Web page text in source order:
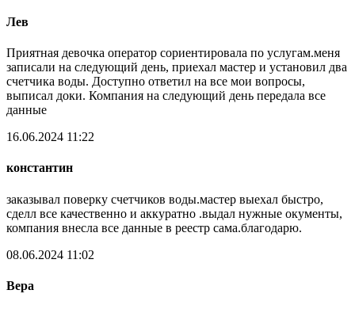
Лев
Приятная девочка оператор сориентировала по услугам.меня
записали на следующий день, приехал мастер и установил два
счетчика воды. Доступно ответил на все мои вопросы,
выписал доки. Компания на следующий день передала все
данные
16.06.2024 11:22
константин
заказывал поверку счетчиков воды.мастер выехал быстро,
сделл все качественно и аккуратно .выдал нужные окументы,
компания внесла все данные в реестр сама.благодарю.
08.06.2024 11:02
Вера